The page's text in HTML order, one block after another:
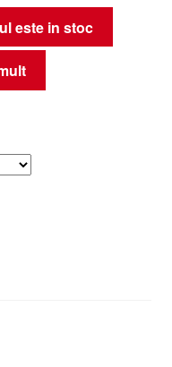
este in stoc